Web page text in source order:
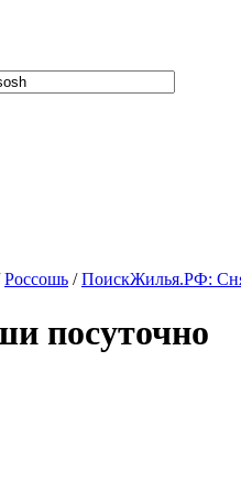
Россошь /ПоискЖилья.РФ:
посуточно